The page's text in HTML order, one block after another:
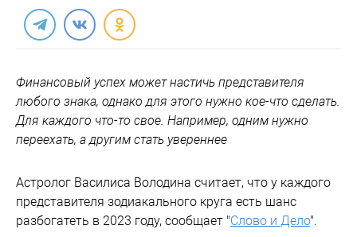
Финансовый успех может настичь представителя
любого знака, однако для этого нужно кое-что сделать.
Для каждого что-то свое. Например, одним нужно
переехать, а другим стать увереннее
Астролог Василиса Володина считает, что у каждого
представителя зодиакального круга есть шанс
разбогатеть в 2023 году, сообщает "Слово и Дело".